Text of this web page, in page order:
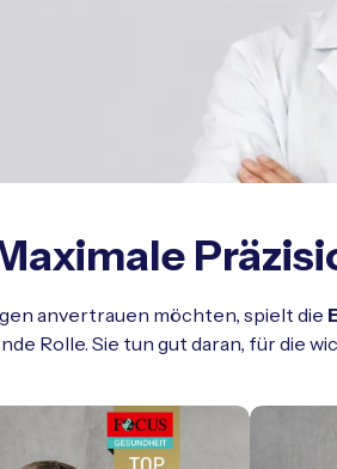
anvertrauen möchten, spielt die
Rolle. Sie tun gut daran, für die